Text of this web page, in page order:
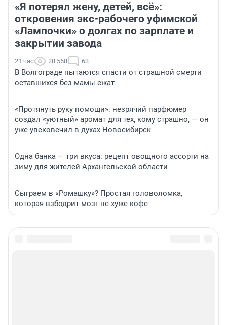
«Я потерял жену, детей, всё»:
откровения экс-рабочего уфимской
«Лампочки» о долгах по зарплате и
закрытии завода
21 час 28 568 63
В Волгограде пытаются спасти от страшной смерти
оставшихся без мамы ежат
«Протянуть руку помощи»: незрячий парфюмер
создал «уютный» аромат для тех, кому страшно, — он
уже увековечил в духах Новосибирск
Одна банка — три вкуса: рецепт овощного ассорти на
зиму для жителей Архангельской области
Сыграем в «Ромашку»? Простая головоломка,
которая взбодрит мозг не хуже кофе